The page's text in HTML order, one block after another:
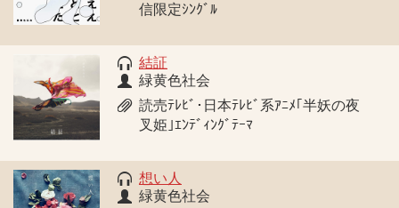
信限定ｼﾝｸﾞﾙ
結証
緑黄色社会
読売ﾃﾚﾋﾞ･日本ﾃﾚﾋﾞ系ｱﾆﾒ｢半妖の夜
叉姫｣ｴﾝﾃﾞｨﾝｸﾞﾃｰﾏ
想い人
緑黄色社会